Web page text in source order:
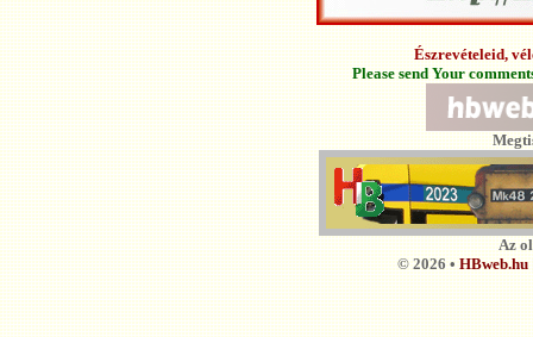
Észrevételeid,
Please send Your
Az
© 2026 •HBweb.hu